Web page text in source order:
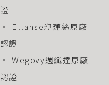
證
• Ellanse洢蓮絲原廠
認證
• Wegovy週纖達原廠
認證